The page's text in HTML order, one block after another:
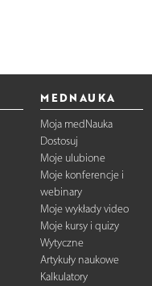
MEDNAUKA
Moja medNauka
Dostosuj
Moje ulubione
Moje konferencje i
webinary
Moje wykłady video
Moje kursy i quizy
Wytyczne
Artykuły naukowe
Kalkulatory